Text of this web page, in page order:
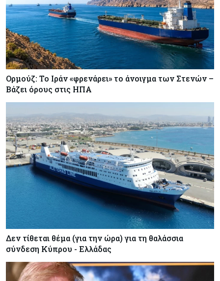
Ορμούζ: Το Ιράν «φρενάρει» το άνοιγμα των Στενών –
Βάζει όρους στις ΗΠΑ
Δεν τίθεται θέμα (για την ώρα) για τη θαλάσσια
σύνδεση Κύπρου - Ελλάδας